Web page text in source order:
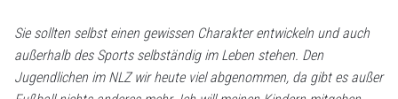
Sie sollten selbst einen gewissen Charakter entwickeln und auch
außerhalb des Sports selbständig im Leben stehen. Den
Jugendlichen im NLZ wir heute viel abgenommen, da gibt es außer